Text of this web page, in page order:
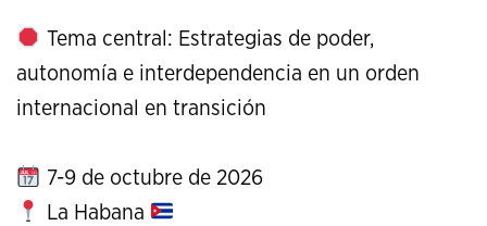
Tema central: Estrategias de poder,
autonomía e interdependencia en un orden
internacional en transición
7-9 de octubre de 2026
La Habana